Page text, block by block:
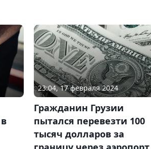
23:04, 17 февраля 2024
Гражданин Грузии
пытался перевезти 100
тысяч долларов за